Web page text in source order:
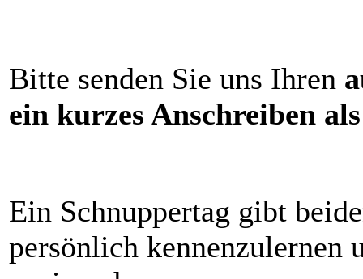
Bitte senden Sie uns Ihren
ein kurzes Anschreiben
Ein Schnuppertag gibt
persönlich kennenzulernen